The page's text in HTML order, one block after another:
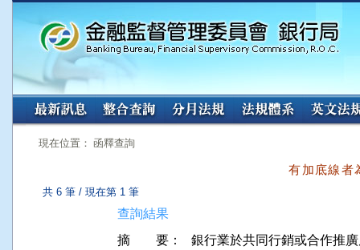
:::
現在位置： 函釋查詢
有加底線者
共 6 筆 / 現在第 1 筆
查詢結果
摘 要：
銀行業於共同行銷或合作推